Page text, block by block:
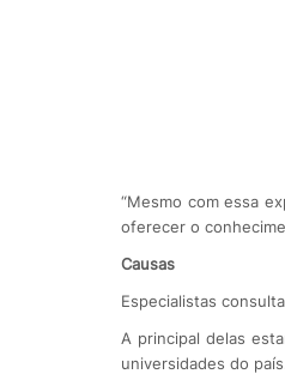
“Mesmo com essa
oferecer o
Causas
Especialistas
A principal delas
universidades do